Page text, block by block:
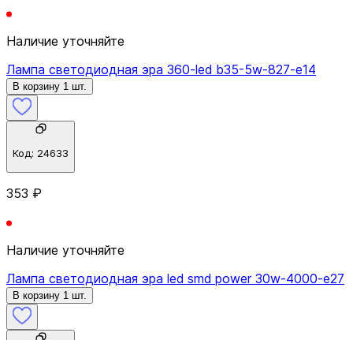
Наличие уточняйте
Лампа светодиодная эра 360-led b35-5w-827-e14
В корзину 1 шт.
Код: 24633
353 ₽
Наличие уточняйте
Лампа светодиодная эра led smd power 30w-4000-e27
В корзину 1 шт.